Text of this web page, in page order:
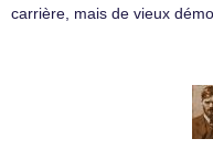
carrière, mais de vieux